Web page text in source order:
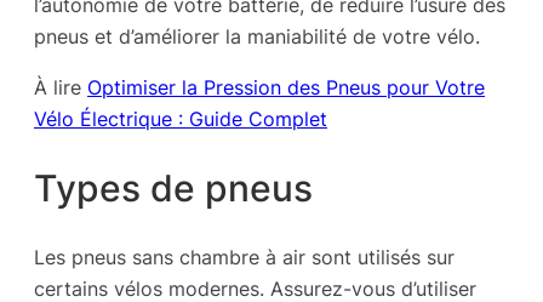
pneus et d’améliorer la maniabilité de votre vélo.
À lire Optimiser la Pression des Pneus pour Votre
Vélo Électrique : Guide Complet
Types de pneus
Les pneus sans chambre à air sont utilisés sur
certains vélos modernes. Assurez-vous d’utiliser